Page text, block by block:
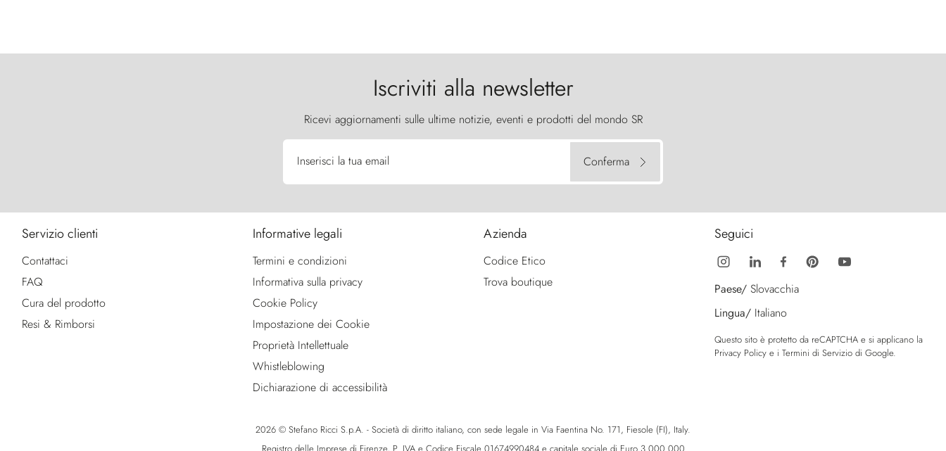
Iscriviti alla newsletter
Ricevi aggiornamenti sulle ultime notizie, eventi e prodotti del mondo SR
Inserisci la tua email Conferma
Servizio clienti
Contattaci
FAQ
Cura del prodotto
Resi & Rimborsi
Informative legali
Termini e condizioni
Informativa sulla privacy
Cookie Policy
Impostazione dei Cookie
Proprietà Intellettuale
Whistleblowing
Dichiarazione di accessibilità
Azienda
Codice Etico
Trova boutique
Seguici
Paese/ Slovacchia
Lingua/ Italiano
Questo sito è protetto da reCAPTCHA e si applicano la
Privacy Policy e i Termini di Servizio di Google.
2026 © Stefano Ricci S.p.A. - Società di diritto italiano, con sede legale in Via Faentina No. 171, Fiesole (FI), Italy.